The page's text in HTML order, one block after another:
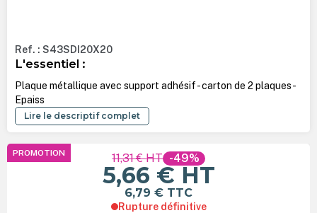
Ref. : S43SDI20X20
L'essentiel :
Plaque métallique avec support adhésif - carton de 2 plaques -
Epaiss
Lire le descriptif complet
PROMOTION 11,31 €HT -49%
5,66 €HT
6,79 € TTC
Rupture définitive